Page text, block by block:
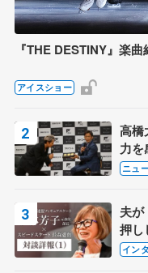
『THE DESTINY』楽曲
アイスショー
高橋
力
「
野
ニュ
夫が
押し
ま
イン